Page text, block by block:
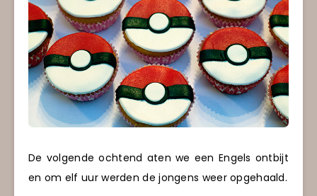
De volgende ochtend aten we een Engels ontbijt
en om elf uur werden de jongens weer opgehaald.